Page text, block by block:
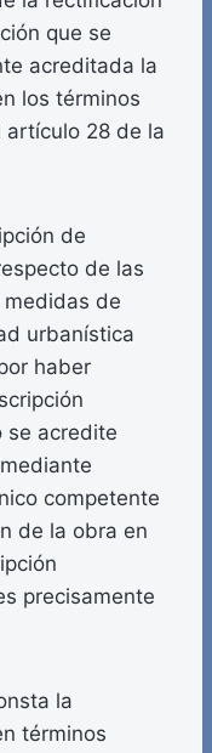
que se
acreditada la
los términos
28 de la
de
de las
de
urbanística
haber
se acredite
competente
de la obra en
precisamente
la
términos